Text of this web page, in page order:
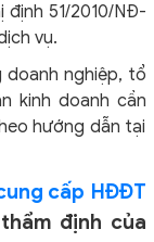
định 51/2010/NĐ-
vụ.
doanh nghiệp, tổ
kinh doanh cần
hướng dẫn tại
cấp HĐĐT
định của